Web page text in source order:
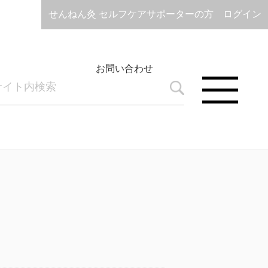
せんねん灸 セルフケアサポーターの方 ログイン
お問い合わせ